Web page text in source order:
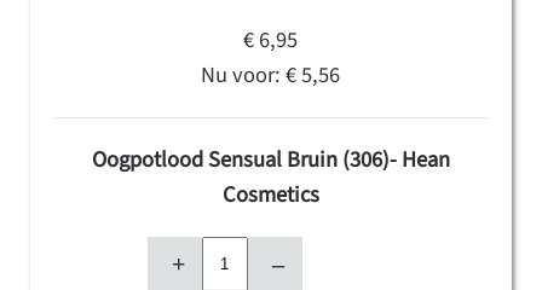
€ 6,95
Nu voor:€ 5,56
Oogpotlood Sensual Bruin (306)- Hean
Cosmetics
+ –